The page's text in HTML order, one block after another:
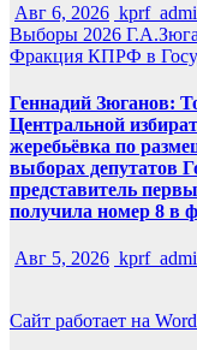
Авг 6, 2026
Выборы 2026
Фракция КПРФ в
Геннадий Зюганов:
Центральной
жеребьёвка по
выборах депутатов
представитель
получила номер 8 в
Авг 5, 2026
Сайт работает на